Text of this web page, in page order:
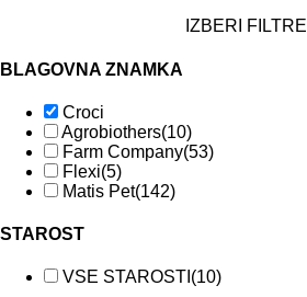
IZBERI FILTRE
BLAGOVNA ZNAMKA
Croci
Agrobiothers(10)
Farm Company(53)
Flexi(5)
Matis Pet(142)
STAROST
VSE STAROSTI (10)